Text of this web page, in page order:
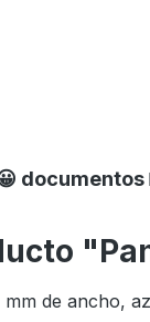
mm de ancho,